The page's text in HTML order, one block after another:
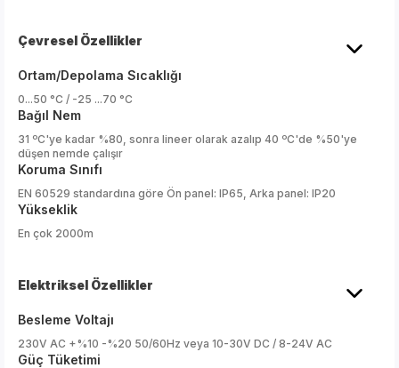
Çevresel Özellikler
Ortam/Depolama Sıcaklığı
0...50 °C / -25 ...70 °C
Bağıl Nem
31 ºC'ye kadar %80, sonra lineer olarak azalıp 40 ºC'de %50'ye
düşen nemde çalışır
Koruma Sınıfı
EN 60529 standardına göre Ön panel: IP65, Arka panel: IP20
Yükseklik
En çok 2000m
Elektriksel Özellikler
Besleme Voltajı
230V AC +%10 -%20 50/60Hz veya 10-30V DC / 8-24V AC
Güç Tüketimi